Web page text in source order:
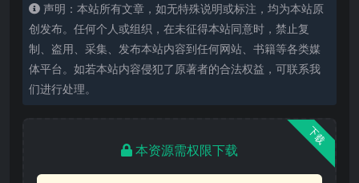
声明：本站所有文章，如无特殊说明或标注，均为本站原
创发布。任何个人或组织，在未征得本站同意时，禁止复
制、盗用、采集、发布本站内容到任何网站、书籍等各类媒
体平台。如若本站内容侵犯了原著者的合法权益，可联系我
们进行处理。
下载
本资源需权限下载